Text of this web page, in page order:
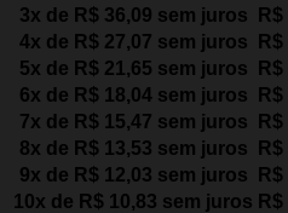
3x de R$ 36,09 sem juros R$
4x de R$ 27,07 sem juros R$
5x de R$ 21,65 sem juros R$
6x de R$ 18,04sem juros R$
7x de R$ 15,47 sem juros R$
8x de R$ 13,53 sem juros R$
9x de R$ 12,03 sem juros R$
10x de R$ 10,83 sem juros R$